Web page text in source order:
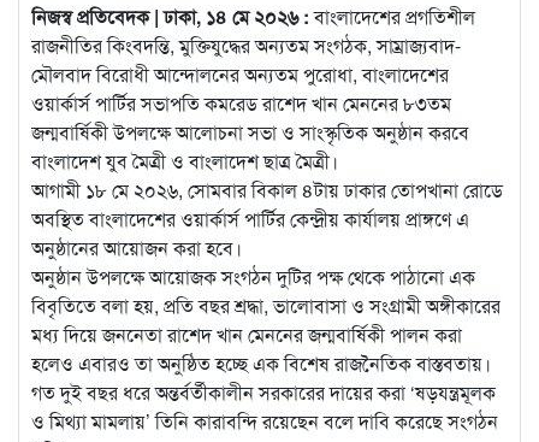
নিজস্ব প্রতিবেদক | ঢাকা, ১৪ মে ২০২৬ :বাংলাদেশের প্রগতিশীল
রাজনীতির কিংবদন্তি, মুক্তিযুদ্ধের অন্যতম সংগঠক, সাম্রাজ্যবাদ-
মৌলবাদ বিরোধী আন্দোলনের অন্যতম পুরোধা, বাংলাদেশের
ওয়ার্কার্স পার্টির সভাপতি কমরেড রাশেদ খান মেননের ৮৩তম
জন্মবার্ষিকী উপলক্ষে আলোচনা সভা ও সাংস্কৃতিক অনুষ্ঠান করবে
বাংলাদেশ যুব মৈত্রী ও বাংলাদেশ ছাত্র মৈত্রী।
আগামী ১৮ মে ২০২৬, সোমবার বিকাল ৪টায় ঢাকার তোপখানা রোডে
অবস্থিত বাংলাদেশের ওয়ার্কার্স পার্টির কেন্দ্রীয় কার্যালয় প্রাঙ্গণে এ
অনুষ্ঠানের আয়োজন করা হবে।
অনুষ্ঠান উপলক্ষে আয়োজক সংগঠন দুটির পক্ষ থেকে পাঠানো এক
বিবৃতিতে বলা হয়, প্রতি বছর শ্রদ্ধা, ভালোবাসা ও সংগ্রামী অঙ্গীকারের
মধ্য দিয়ে জননেতা রাশেদ খান মেননের জন্মবার্ষিকী পালন করা
হলেও এবারও তা অনুষ্ঠিত হচ্ছে এক বিশেষ রাজনৈতিক বাস্তবতায়।
গত দুই বছর ধরে অন্তর্বর্তীকালীন সরকারের দায়ের করা ‘ষড়যন্ত্রমূলক
ও মিথ্যা মামলায়’ তিনি কারাবন্দি রয়েছেন বলে দাবি করেছে সংগঠন